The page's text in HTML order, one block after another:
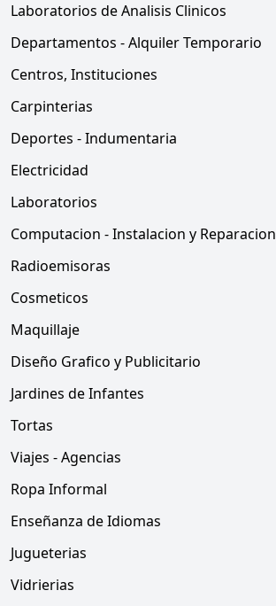
Laboratorios de Analisis Clinicos
Departamentos - Alquiler Temporario
Centros, Instituciones
Carpinterias
Deportes - Indumentaria
Electricidad
Laboratorios
Computacion - Instalacion y Reparacion
Radioemisoras
Cosmeticos
Maquillaje
Diseño Grafico y Publicitario
Jardines de Infantes
Tortas
Viajes - Agencias
Ropa Informal
Enseñanza de Idiomas
Jugueterias
Vidrierias